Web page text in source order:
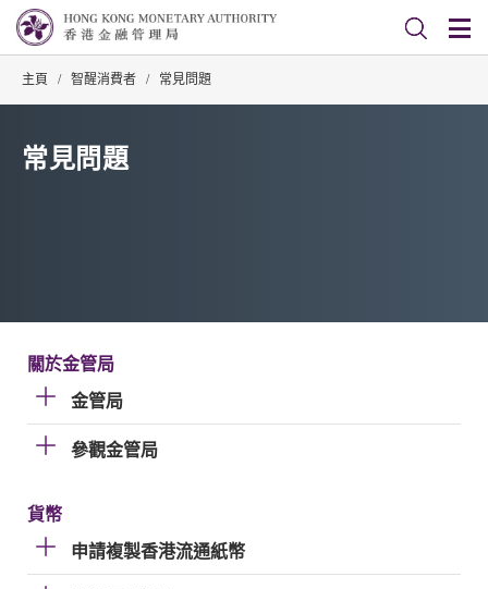
主頁 / 智醒消費者 / 常見問題
常見問題
關於金管局
金管局
參觀金管局
貨幣
申請複製香港流通紙幣